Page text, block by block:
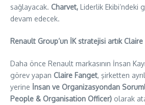
sağlayacak. Charvet, Liderlik Ekibi’ndeki
devam edecek.
Renault Group’un İK stratejisi artık
Daha önce Renault markasının İnsan
görev yapan Claire Fanget, şirketten
yerine İnsan ve Organizasyondan
People & Organisation Officer) olarak